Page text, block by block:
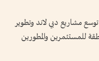
مشاريع دبي لاند وتطوير
للمستثمرين والمطورين